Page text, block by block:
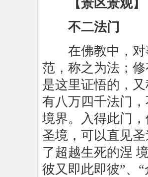
【景区景观】
不二法门
在佛教中，对
范，称之为法；
是这里证悟的，
有八万四千法门
境界。入得此门
圣境，可以直见
了超越生死的涅
彼又即此即彼”、